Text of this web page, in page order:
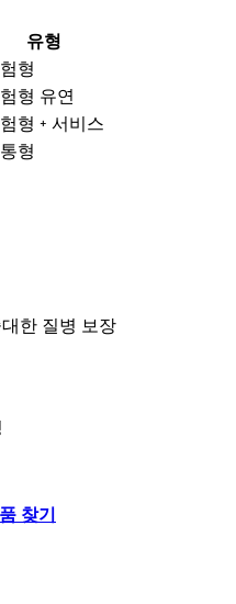
유형
형
형 유연
형 + 서비스
형
한 질병 보장
찾기